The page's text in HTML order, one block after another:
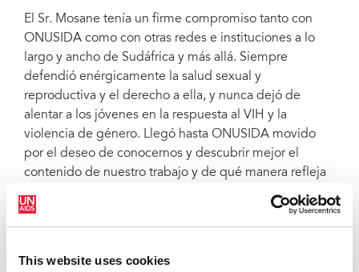
This website uses cookies
El Sr. Mosane tenía un firme compromiso tanto con
ONUSIDA como con otras redes e instituciones a lo
largo y ancho de Sudáfrica y más allá. Siempre
defendió enérgicamente la salud sexual y
reproductiva y el derecho a ella, y nunca dejó de
alentar a los jóvenes en la respuesta al VIH y la
violencia de género. Llegó hasta ONUSIDA movido
por el deseo de conocernos y descubrir mejor el
contenido de nuestro trabajo y de qué manera refleja
las experiencias de las personas que viven con el VIH
y las comunidades de todo el mundo.
Mbulawa Mugabe, destacó que el Sr. Mosane había